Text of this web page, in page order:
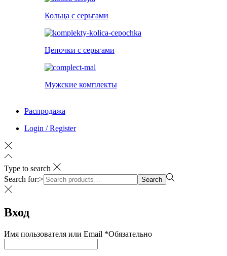
Кольца с серьгами
Цепочки с серьгами
Мужские комплекты
Распродажа
Login / Register
Type to search
Search for:>
Search
Вход
Имя пользователя или Email *Обязательно